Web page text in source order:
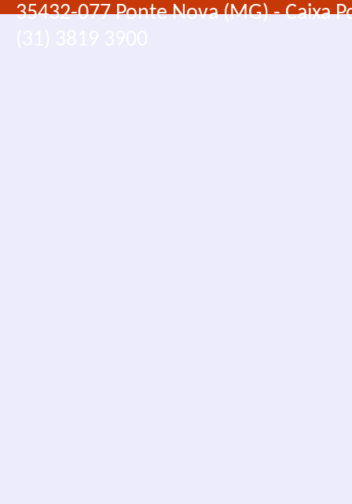
35432-077 Ponte Nova (MG) - Caixa